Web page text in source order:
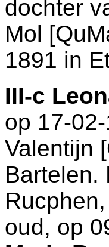
dochter
Mol
1891 in
III-c
op 17-
Valentijn
Bartelen.
Rucphen
oud, op